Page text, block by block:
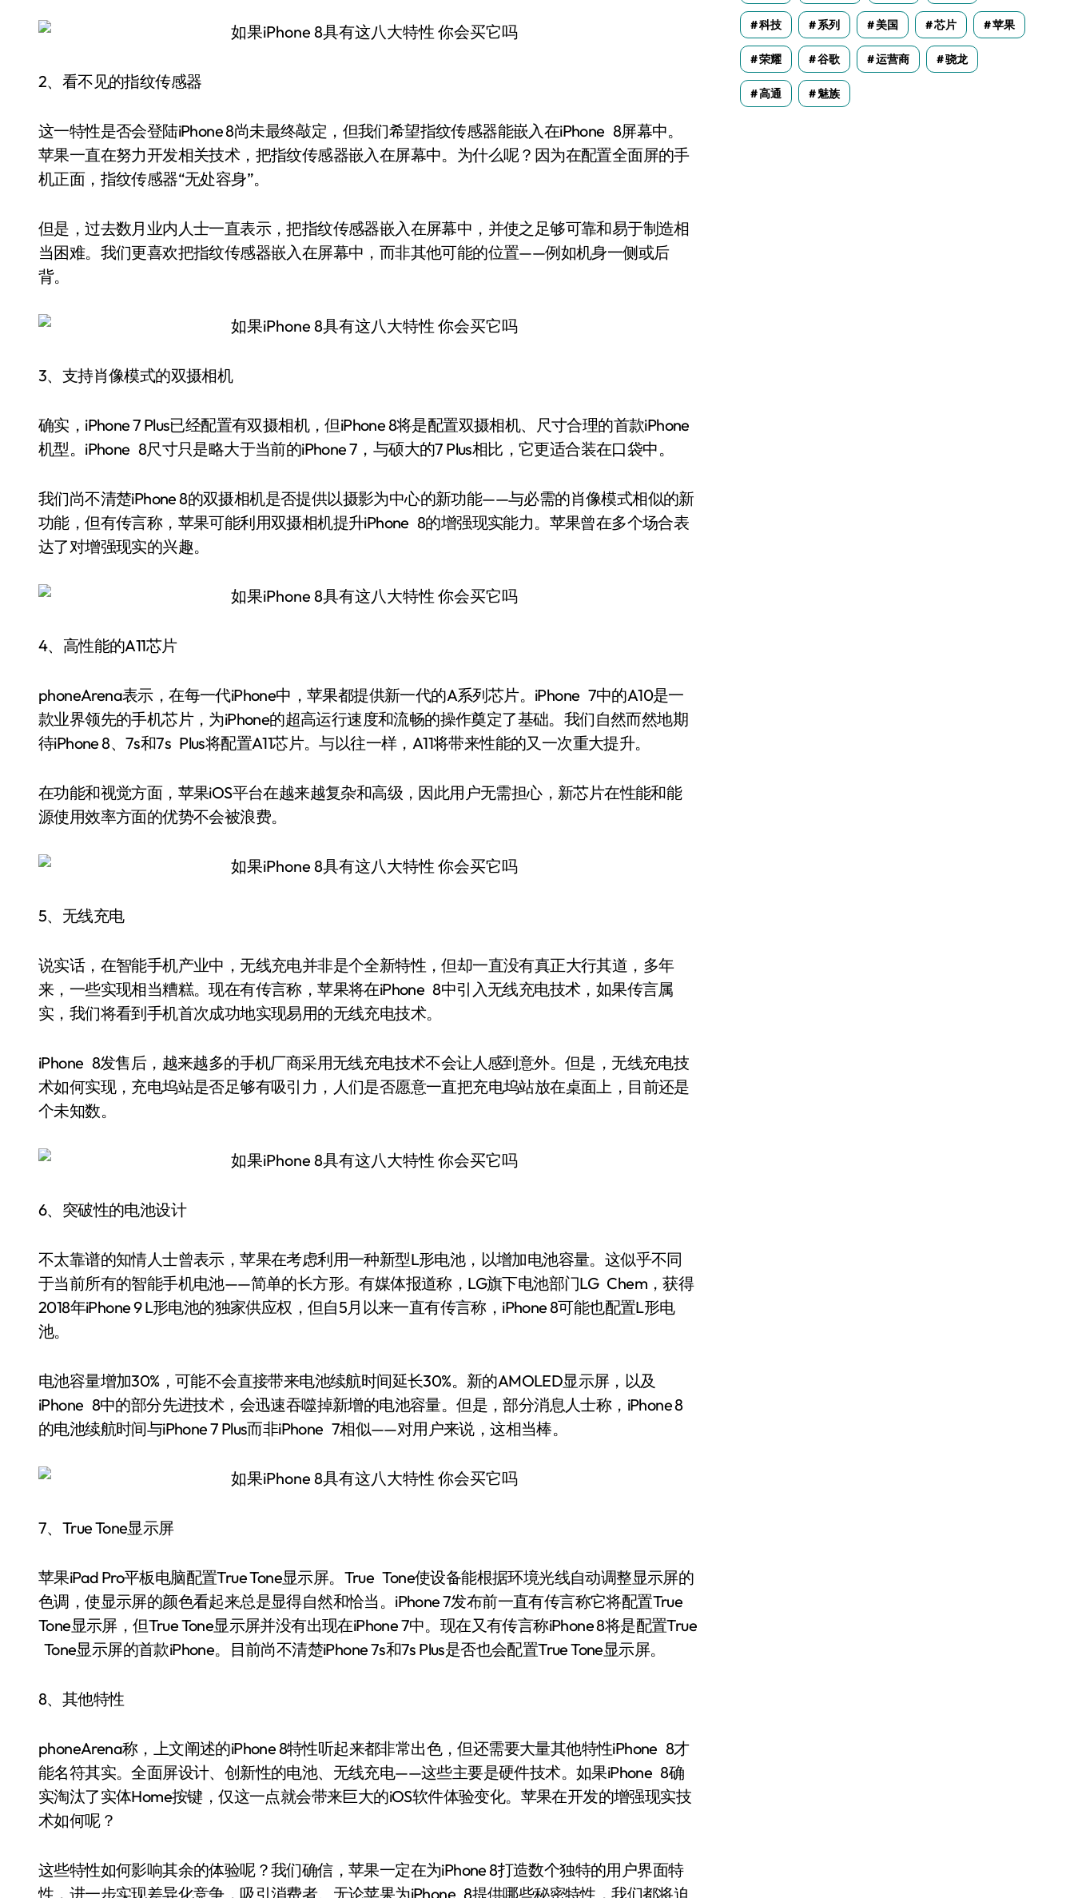
2、看不见的指纹传感器
这一特性是否会登陆iPhone 8尚未最终敲定，但我们希望指纹传感器能嵌入在iPhone 8屏幕中。
苹果一直在努力开发相关技术，把指纹传感器嵌入在屏幕中。为什么呢？因为在配置全面屏的手
机正面，指纹传感器“无处容身”。
但是，过去数月业内人士一直表示，把指纹传感器嵌入在屏幕中，并使之足够可靠和易于制造相
当困难。我们更喜欢把指纹传感器嵌入在屏幕中，而非其他可能的位置——例如机身一侧或后
背。
3、支持肖像模式的双摄相机
确实，iPhone 7 Plus已经配置有双摄相机，但iPhone 8将是配置双摄相机、尺寸合理的首款iPhone
机型。iPhone 8尺寸只是略大于当前的iPhone 7，与硕大的7 Plus相比，它更适合装在口袋中。
我们尚不清楚iPhone 8的双摄相机是否提供以摄影为中心的新功能——与必需的肖像模式相似的新
功能，但有传言称，苹果可能利用双摄相机提升iPhone 8的增强现实能力。苹果曾在多个场合表
达了对增强现实的兴趣。
4、高性能的A11芯片
phoneArena表示，在每一代iPhone中，苹果都提供新一代的A系列芯片。iPhone 7中的A10是一
款业界领先的手机芯片，为iPhone的超高运行速度和流畅的操作奠定了基础。我们自然而然地期
待iPhone 8、7s和7s Plus将配置A11芯片。与以往一样，A11将带来性能的又一次重大提升。
在功能和视觉方面，苹果iOS平台在越来越复杂和高级，因此用户无需担心，新芯片在性能和能
源使用效率方面的优势不会被浪费。
5、无线充电
说实话，在智能手机产业中，无线充电并非是个全新特性，但却一直没有真正大行其道，多年
来，一些实现相当糟糕。现在有传言称，苹果将在iPhone 8中引入无线充电技术，如果传言属
实，我们将看到手机首次成功地实现易用的无线充电技术。
iPhone 8发售后，越来越多的手机厂商采用无线充电技术不会让人感到意外。但是，无线充电技
术如何实现，充电坞站是否足够有吸引力，人们是否愿意一直把充电坞站放在桌面上，目前还是
个未知数。
6、突破性的电池设计
不太靠谱的知情人士曾表示，苹果在考虑利用一种新型L形电池，以增加电池容量。这似乎不同
于当前所有的智能手机电池——简单的长方形。有媒体报道称，LG旗下电池部门LG Chem，获得
2018年iPhone 9 L形电池的独家供应权，但自5月以来一直有传言称，iPhone 8可能也配置L形电
池。
电池容量增加30%，可能不会直接带来电池续航时间延长30%。新的AMOLED显示屏，以及
iPhone 8中的部分先进技术，会迅速吞噬掉新增的电池容量。但是，部分消息人士称，iPhone 8
的电池续航时间与iPhone 7 Plus而非iPhone 7相似——对用户来说，这相当棒。
7、True Tone显示屏
苹果iPad Pro平板电脑配置True Tone显示屏。True Tone使设备能根据环境光线自动调整显示屏的
色调，使显示屏的颜色看起来总是显得自然和恰当。iPhone 7发布前一直有传言称它将配置True
Tone显示屏，但True Tone显示屏并没有出现在iPhone 7中。现在又有传言称iPhone 8将是配置True
Tone显示屏的首款iPhone。目前尚不清楚iPhone 7s和7s Plus是否也会配置True Tone显示屏。
8、其他特性
phoneArena称，上文阐述的iPhone 8特性听起来都非常出色，但还需要大量其他特性iPhone 8才
能名符其实。全面屏设计、创新性的电池、无线充电——这些主要是硬件技术。如果iPhone 8确
实淘汰了实体Home按键，仅这一点就会带来巨大的iOS软件体验变化。苹果在开发的增强现实技
术如何呢？
这些特性如何影响其余的体验呢？我们确信，苹果一定在为iPhone 8打造数个独特的用户界面特
性，进一步实现差异化竞争，吸引消费者。无论苹果为iPhone 8提供哪些秘密特性，我们都将迫
科技 系列 美国 芯片 苹果
荣耀 谷歌 运营商 骁龙
高通 魅族